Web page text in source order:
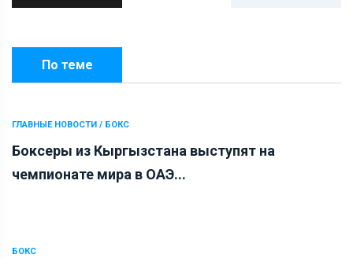
По теме
ГЛАВНЫЕ НОВОСТИ / БОКС
Боксеры из Кыргызстана выступят на
чемпионате мира в ОАЭ...
БОКС